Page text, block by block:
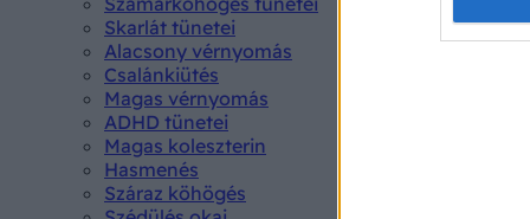
Skarlát tünetei
Alacsony vérnyomás
Csalánkiütés
Magas vérnyomás
ADHD tünetei
Magas koleszterin
Hasmenés
Száraz köhögés